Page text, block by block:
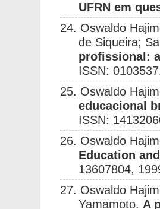
UFRN em
24. Oswaldo
de Siqueira;
profissional:
ISSN:
25. Oswaldo
educacional
ISSN:
26. Oswaldo
Education
13607804,
27. Oswaldo
Yamamoto. A